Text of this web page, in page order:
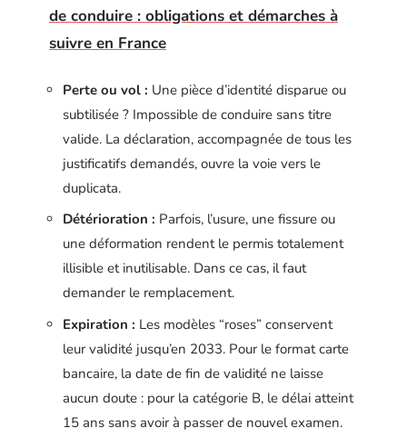
de conduire : obligations et démarches à
suivre en France
Perte ou vol : Une pièce d’identité disparue ou
subtilisée ? Impossible de conduire sans titre
valide. La déclaration, accompagnée de tous les
justificatifs demandés, ouvre la voie vers le
duplicata.
Détérioration : Parfois, l’usure, une fissure ou
une déformation rendent le permis totalement
illisible et inutilisable. Dans ce cas, il faut
demander le remplacement.
Expiration : Les modèles “roses” conservent
leur validité jusqu’en 2033. Pour le format carte
bancaire, la date de fin de validité ne laisse
aucun doute : pour la catégorie B, le délai atteint
15 ans sans avoir à passer de nouvel examen.